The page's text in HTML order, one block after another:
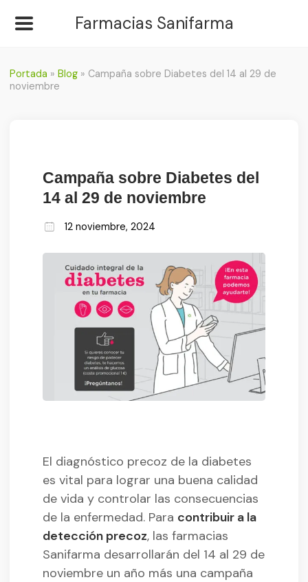
Farmacias Sanifarma
Portada »Blog » Campaña sobre Diabetes del 14 al 29 de
noviembre
Campaña sobre Diabetes del
14 al 29 de noviembre
12 noviembre, 2024
El diagnóstico precoz de la diabetes
es vital para lograr una buena calidad
de vida y controlar las consecuencias
de la enfermedad. Para contribuir a la
detección precoz, las farmacias
Sanifarma desarrollarán del 14 al 29 de
noviembre un año más una campaña